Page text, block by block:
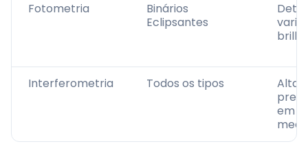
Fotometria
Binários
Eclipsantes
brilho
Interferometria Todos os tipos
Alta
em